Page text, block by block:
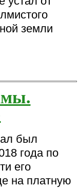
земли
был
года по
его
на платную